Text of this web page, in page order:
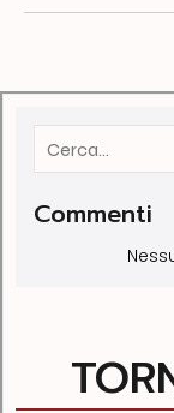
Commenti